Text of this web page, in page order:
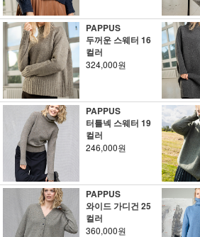
PAPPUS
두꺼운 스웨터 16
컬러
324,000원
PAPPUS
터틀넥 스웨터 19
컬러
246,000원
PAPPUS
와이드 가디건 25
컬러
360,000원